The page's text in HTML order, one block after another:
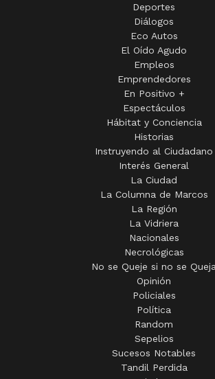
Deportes
Diálogos
Eco Autos
El Oído Agudo
Empleos
Emprendedores
En Positivo +
Espectáculos
Hábitat y Conciencia
Historias
Instruyendo al Ciudadano
Interés General
La Ciudad
La Columna de Marcos
La Región
La Vidriera
Nacionales
Necrológicas
No se Queje si no se Queja
Opinión
Policiales
Política
Random
Sepelios
Sucesos Notables
Tandil Perdida